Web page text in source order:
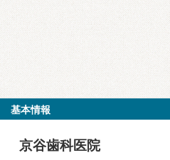
基本情報
京谷歯科医院